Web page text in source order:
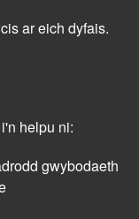
ar eich dyfais.
helpu ni:
gwybodaeth